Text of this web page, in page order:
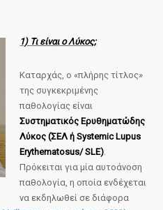
1) Τι είναι ο Λύκος;
Καταρχάς, ο «πλήρης τίτλος»
της συγκεκριμένης
παθολογίας είναι
Συστηματικός Ερυθηματώδης
Λύκος (ΣΕΛ ή Systemic Lupus
Erythematosus/ SLE).
Πρόκειται για μία αυτοάνοση
παθολογία, η οποία ενδέχεται
να εκδηλωθεί σε διάφορα